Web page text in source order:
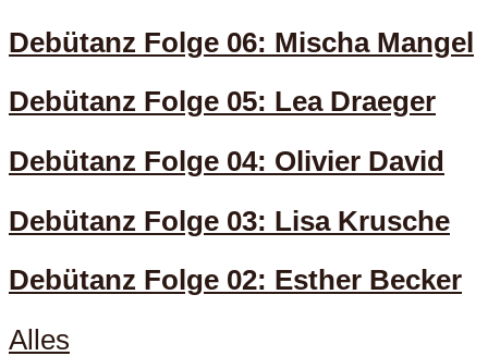
Debütanz Folge 06: Mischa Mangel
Debütanz Folge 05: Lea Draeger
Debütanz Folge 04: Olivier David
Debütanz Folge 03: Lisa Krusche
Debütanz Folge 02: Esther Becker
Alles